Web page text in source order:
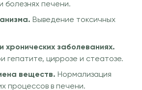
болезнях печени.
Выведение токсичных
хронических заболеваниях.
гепатите, циррозе и стеатозе.
веществ. Нормализация
процессов в печени.